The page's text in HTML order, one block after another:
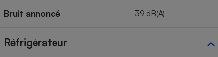
Bruit annoncé 39 dB(A)
Réfrigérateur